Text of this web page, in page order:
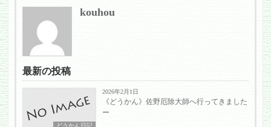
kouhou
最新の投稿
どうかん日記
2026年2月1日
《どうかん》佐野厄除大師へ行ってきました
ー